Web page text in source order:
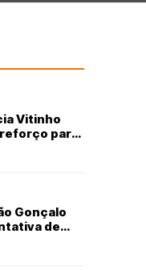
Vitinho
para
Gonçalo
de
no